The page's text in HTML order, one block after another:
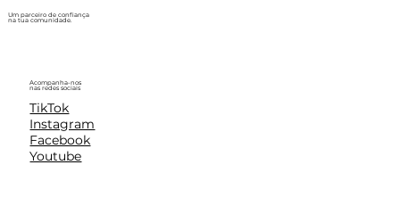
Um parceiro de confiança
na tua comunidade.
Acompanha-nos
nas redes sociais
TikTok
Instagram
Facebook
Youtube